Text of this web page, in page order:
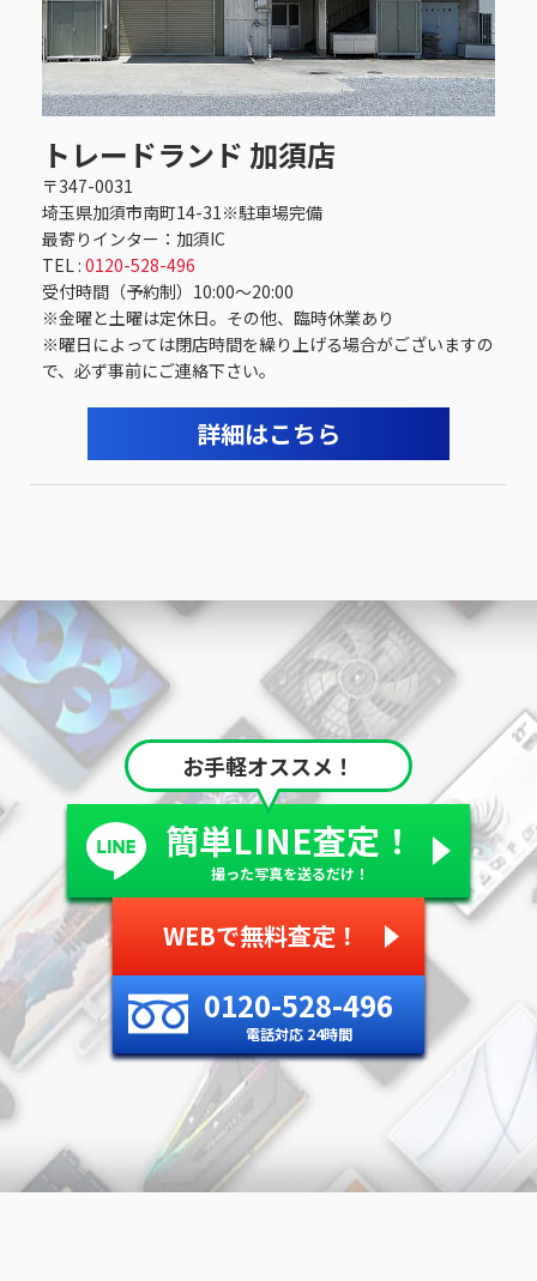
トレードランド 加須店
〒347-0031
埼玉県加須市南町14-31※駐車場完備
最寄りインター：加須IC
TEL : 0120-528-496
受付時間（予約制）10:00～20:00
※金曜と土曜は定休日。その他、臨時休業あり
※曜日によっては閉店時間を繰り上げる場合がございますの
で、必ず事前にご連絡下さい。
詳細はこちら
お手軽オススメ！
簡単LINE査定！
撮った写真を送るだけ！
WEBで無料査定！
0120-528-496
電話対応 24時間